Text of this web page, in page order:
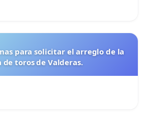
para solicitar el arreglo de la
de toros de Valderas.